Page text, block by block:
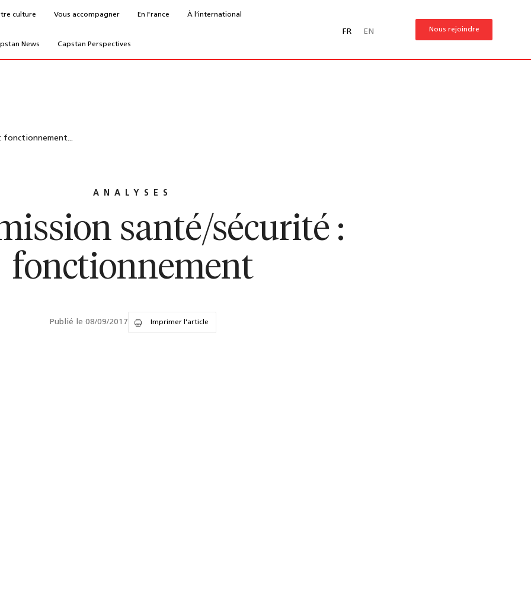
culture Vous accompagner En France À l’international
News Capstan Perspectives
FR EN Nous rejoindre
fonctionnement...
ANALYSES
santé/sécurité :
fonctionnement
Publié le 08/09/2017 Imprimer l'article